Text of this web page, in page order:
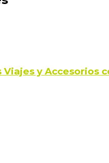
Viajes y Accesorios